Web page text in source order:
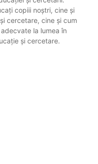
copiii noștri, cine și
cercetare, cine și cum
la lumea în
și cercetare.